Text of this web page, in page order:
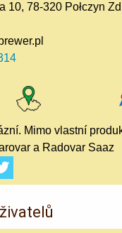
10, 78-320 Połczyn
Mimo vlastní
a Radovar Saaz